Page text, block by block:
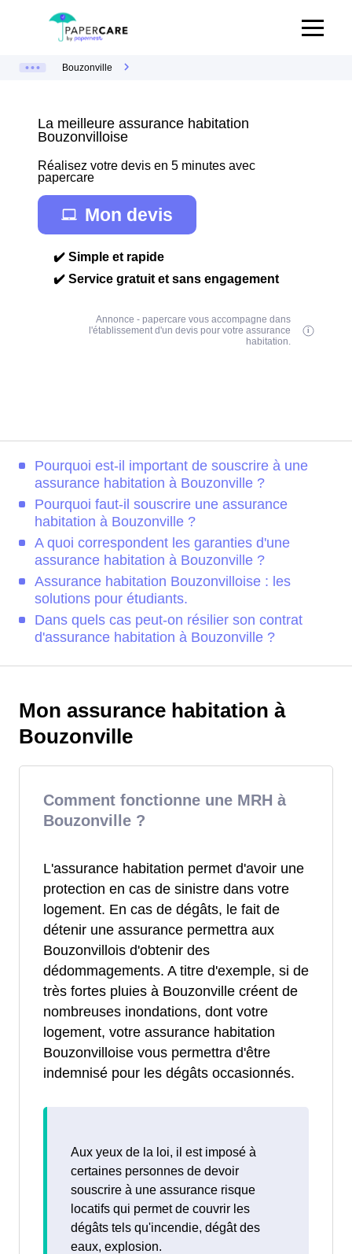
Bouzonville
La meilleure assurance habitation
Bouzonvilloise
Réalisez votre devis en 5 minutes avec
papercare
Mon devis
✔️ Simple et rapide
✔️ Service gratuit et sans engagement
Annonce - papercare vous accompagne dans
l'établissement d'un devis pour votre assurance
habitation.
Pourquoi est-il important de souscrire à une
assurance habitation à Bouzonville ?
Pourquoi faut-il souscrire une assurance
habitation à Bouzonville ?
A quoi correspondent les garanties d'une
assurance habitation à Bouzonville ?
Assurance habitation Bouzonvilloise : les
solutions pour étudiants.
Dans quels cas peut-on résilier son contrat
d'assurance habitation à Bouzonville ?
Mon assurance habitation à
Bouzonville
Comment fonctionne une MRH à
Bouzonville ?
L'assurance habitation permet d'avoir une
protection en cas de sinistre dans votre
logement. En cas de dégâts, le fait de
détenir une assurance permettra aux
Bouzonvillois d'obtenir des
dédommagements. A titre d'exemple, si de
très fortes pluies à Bouzonville créent de
nombreuses inondations, dont votre
logement, votre assurance habitation
Bouzonvilloise vous permettra d'être
indemnisé pour les dégâts occasionnés.
Aux yeux de la loi, il est imposé à
certaines personnes de devoir
souscrire à une assurance risque
locatifs qui permet de couvrir les
dégâts tels qu'incendie, dégât des
eaux, explosion.